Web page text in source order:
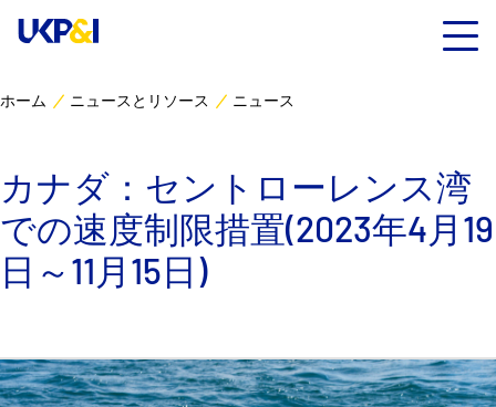
リスクマネジメント
Industry Expertise
UK P&I クラブについて
ホーム ニュースとリソース ニュース
カナダ：セントローレンス湾
での速度制限措置(2023年4月19
日～11月15日)